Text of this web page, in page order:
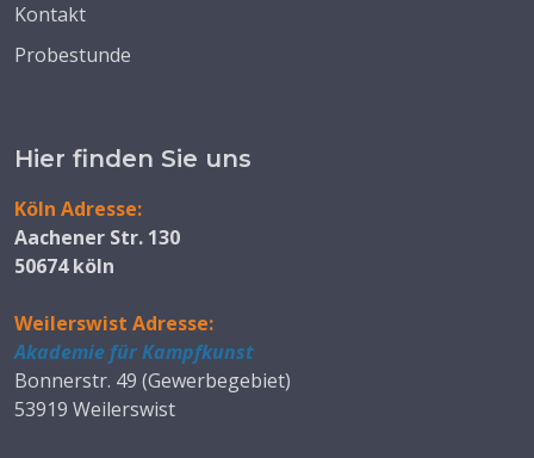
Kontakt
Probestunde
Hier finden Sie uns
Köln Adresse:
Aachener Str. 130
50674 köln
Weilerswist Adresse:
Akademie für Kampfkunst
Bonnerstr. 49 (Gewerbegebiet)
53919 Weilerswist